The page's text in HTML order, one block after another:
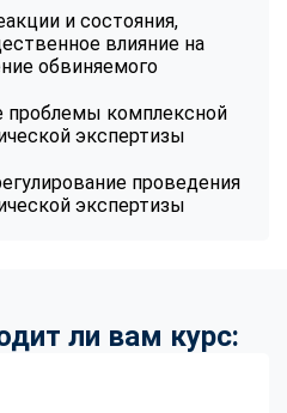
и состояния,
влияние на
обвиняемого
проблемы комплексной
экспертизы
проведения
экспертизы
ли вам курс: